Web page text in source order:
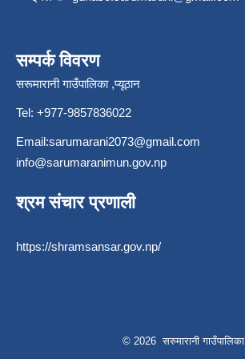
सम्पर्क विवरण
सरूमारानी गाउँपालिका ,प्यूठान
Tel: +977-9857836022
Email:sarumarani2073@gmail.com
info@sarumaranimun.gov.np
श्रम संचार प्रणाली
https://shramsansar.gov.np/
© 2026 सरुमारानी गाउँपालिका